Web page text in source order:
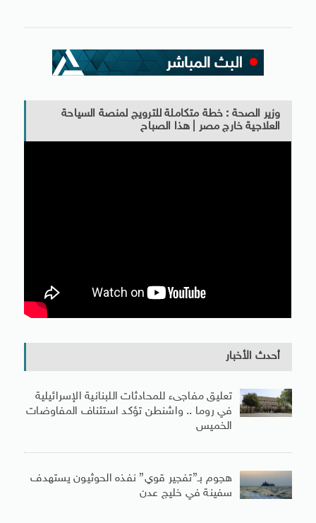
وزير الصحة : خطة متكاملة للترويج لمنصة السياحة
العلاجية خارج مصر | هذا الصباح
أحدث الأخبار
تعليق مفاجىء للمحادثات اللبنانية الإسرائيلية
في روما .. واشنطن تؤكد استئناف المفاوضات
الخميس
هجوم بـ”تفجير قوي” نفذه الحوثيون يستهدف
سفينة في خليج عدن